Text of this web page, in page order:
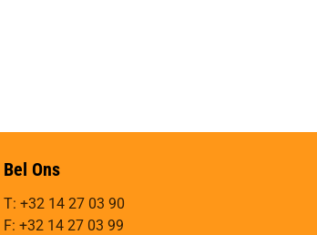
Bel Ons
T: +32 14 27 03 90
F: +32 14 27 03 99